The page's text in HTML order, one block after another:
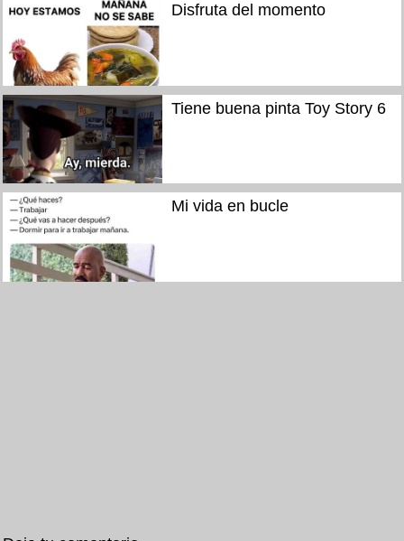
Disfruta del momento
Tiene buena pinta Toy Story 6
Mi vida en bucle